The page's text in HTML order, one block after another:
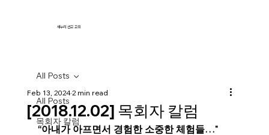
새누리 선교 교회
All Posts
목회자 칼럼
All Posts
[2018.12.02] 목회자 칼럼
Feb 13, 20242 min read
“아내가 아프면서 경험한 소중한 체험들…"